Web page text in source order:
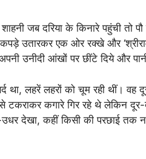
जब दरिया के किनारे पहुंची
उतारकर एक ओर रक्खे और
उनीदी आंखों पर छींटे दिये और
था, लहरें लहरों को चूम रही थीं। वह
कगारे गिर रहे थे लेकिन
देखा, कहीं किसी की परछाई तक